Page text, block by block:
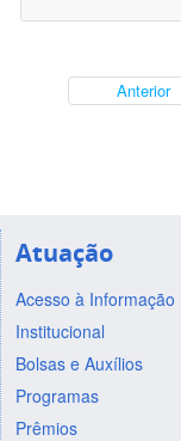
Anterior
Atuação
Acesso à Informação
Institucional
Bolsas e Auxílios
Programas
Prêmios